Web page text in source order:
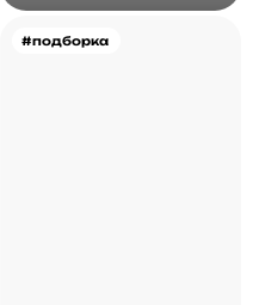
#подборка